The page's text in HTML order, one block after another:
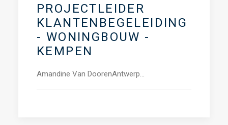
PROJECTLEIDER
KLANTENBEGELEIDING
- WONINGBOUW -
KEMPEN
Amandine Van DoorenAntwerp…